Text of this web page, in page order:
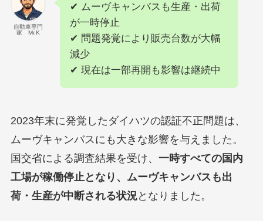
自動車専門
家 Mr.K
✔ ムーヴキャンバスも生産・出荷
が一時停止
✔ 問題発覚により販売台数が大幅
減少
✔ 現在は一部再開も影響は継続中
2023年末に発覚したダイハツの認証不正問題は、
ムーヴキャンバスにも大きな影響を与えました。
国交省による調査結果を受け、 一時すべての国内
工場が稼働停止となり、ムーヴキャンバスも出
荷・生産が中断される状況となりました。